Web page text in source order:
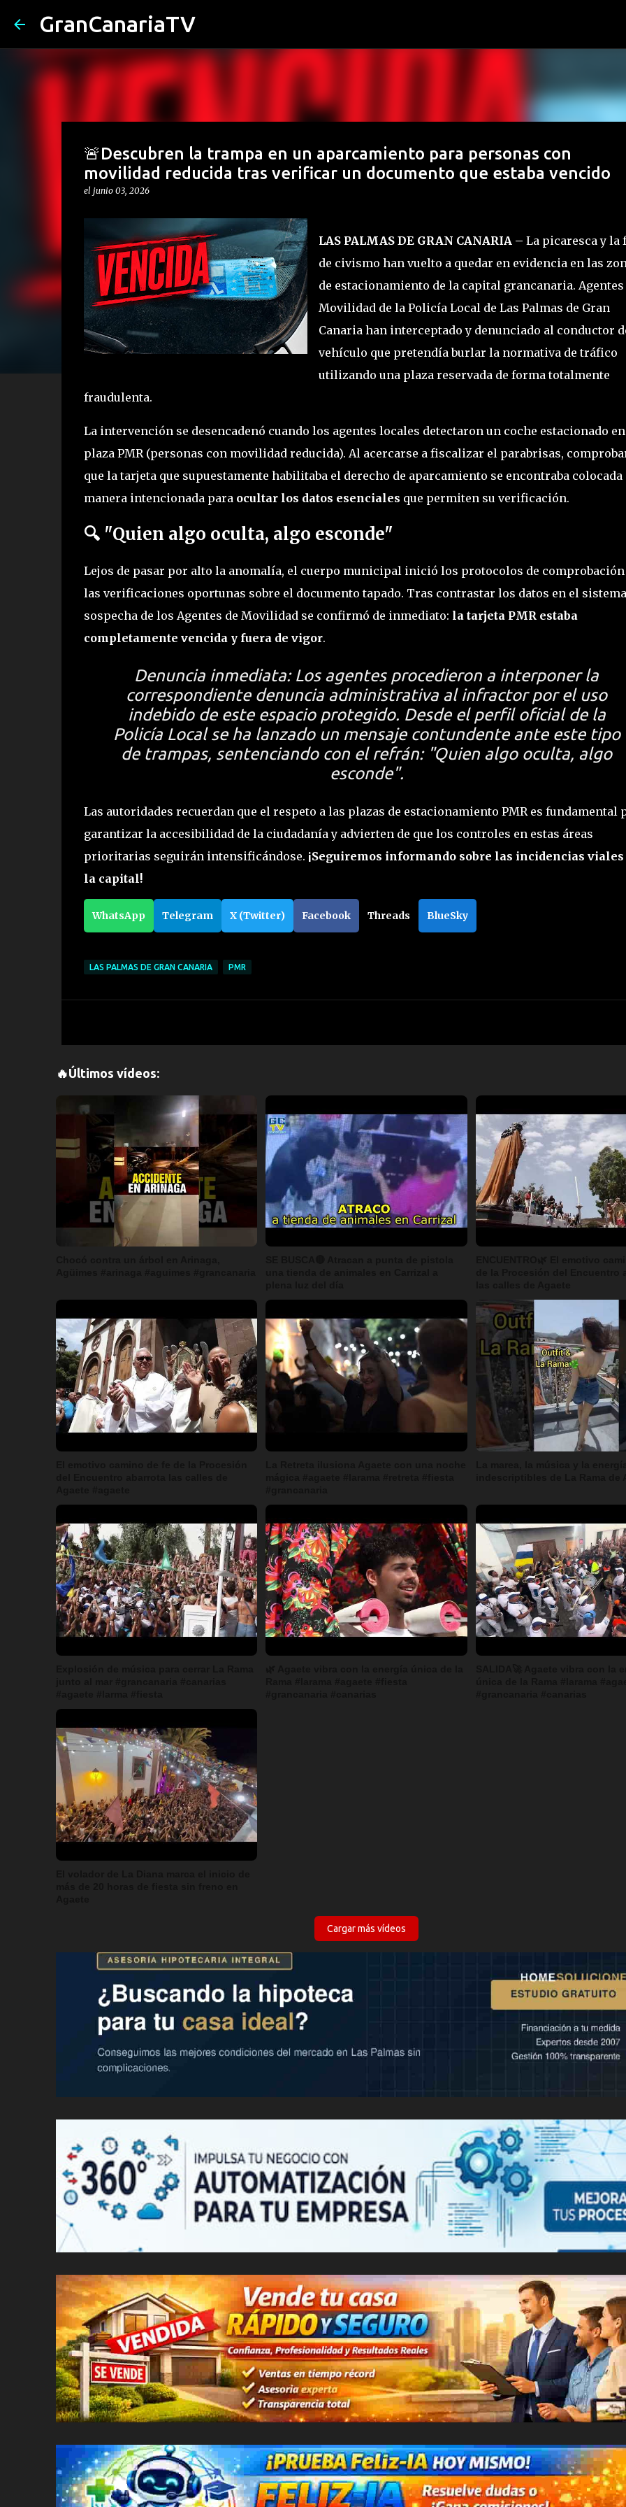
GranCanariaTV
🚨Descubren la trampa en un aparcamiento para personas con
movilidad reducida tras verificar un documento que estaba vencido
el junio 03, 2026
LAS PALMAS DE GRAN CANARIA – La picaresca y la
de civismo han vuelto a quedar en evidencia en las
de estacionamiento de la capital grancanaria. Agentes
Movilidad de la Policía Local de Las Palmas de Gran
Canaria han interceptado y denunciado al conductor
vehículo que pretendía burlar la normativa de tráfico
utilizando una plaza reservada de forma totalmente
fraudulenta.
La intervención se desencadenó cuando los agentes locales detectaron un coche estacionado
plaza PMR (personas con movilidad reducida). Al acercarse a fiscalizar el parabrisas,
que la tarjeta que supuestamente habilitaba el derecho de aparcamiento se encontraba colocada
manera intencionada para ocultar los datos esenciales que permiten su verificación.
🔍 "Quien algo oculta, algo esconde"
Lejos de pasar por alto la anomalía, el cuerpo municipal inició los protocolos de comprobación
las verificaciones oportunas sobre el documento tapado. Tras contrastar los datos en el
sospecha de los Agentes de Movilidad se confirmó de inmediato: la tarjeta PMR estaba
completamente vencida y fuera de vigor.
Denuncia inmediata:Los agentes procedieron a interponer la
correspondiente denuncia administrativa al infractor por el uso
indebido de este espacio protegido. Desde el perfil oficial de la
Policía Local se ha lanzado un mensaje contundente ante este tipo
de trampas, sentenciando con el refrán: "Quien algo oculta, algo
esconde".
Las autoridades recuerdan que el respeto a las plazas de estacionamiento PMR es fundamental
garantizar la accesibilidad de la ciudadanía y advierten de que los controles en estas áreas
prioritarias seguirán intensificándose. ¡Seguiremos informando sobre las incidencias viales
la capital!
WhatsApp Telegram X (Twitter) Facebook Threads BlueSky
LAS PALMAS DE GRAN CANARIA PMR
🔥Últimos vídeos:
Cargar más vídeos